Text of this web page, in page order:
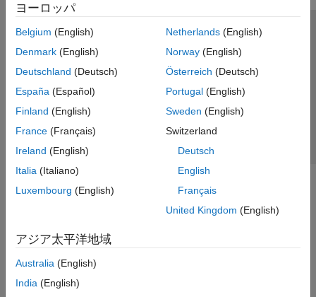
ヨーロッパ
Belgium (English)
Denmark (English)
Deutschland (Deutsch)
España (Español)
Finland (English)
France (Français)
Ireland (English)
Italia (Italiano)
Luxembourg (English)
Netherlands(English)
Norway(English)
Österreich (Deutsch)
Portugal(English)
Sweden (English)
Switzerland
Deutsch
English
Français
United Kingdom (English)
アジア太平洋地域
Australia (English)
India (English)
トラストセンター
プライバシー ポリシー
違法コピー防止
アプリケーション ステータス
© 1994-2026 The MathWorks, Inc.